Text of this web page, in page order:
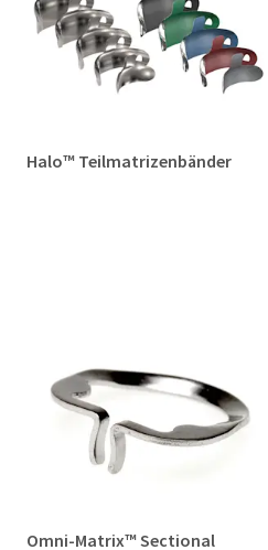
Halo™ Teilmatrizenbänder
Omni-Matrix™ Sectional